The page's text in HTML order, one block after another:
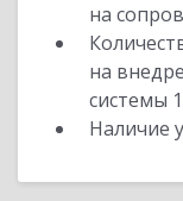
на
на
системы
Наличие